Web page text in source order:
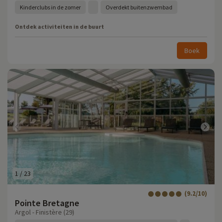
Kinderclubs in de zomer Overdekt buitenzwembad
Ontdek activiteiten in de buurt
Boek
1 / 23
Pointe Bretagne
(9.2/10)
Argol - Finistère (29)